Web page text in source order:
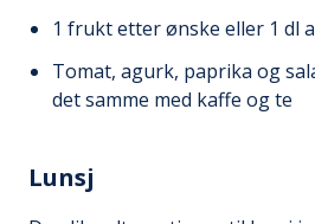
1 frukt etter ønske eller 1 dl
Tomat, agurk, paprika og
det samme med kaffe og te
Lunsj